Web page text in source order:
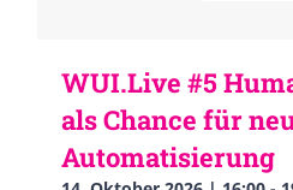
WUI.Live #5
als Chance für
Automatisierung